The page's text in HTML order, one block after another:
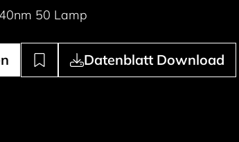
50 Lamp
Datenblatt Download